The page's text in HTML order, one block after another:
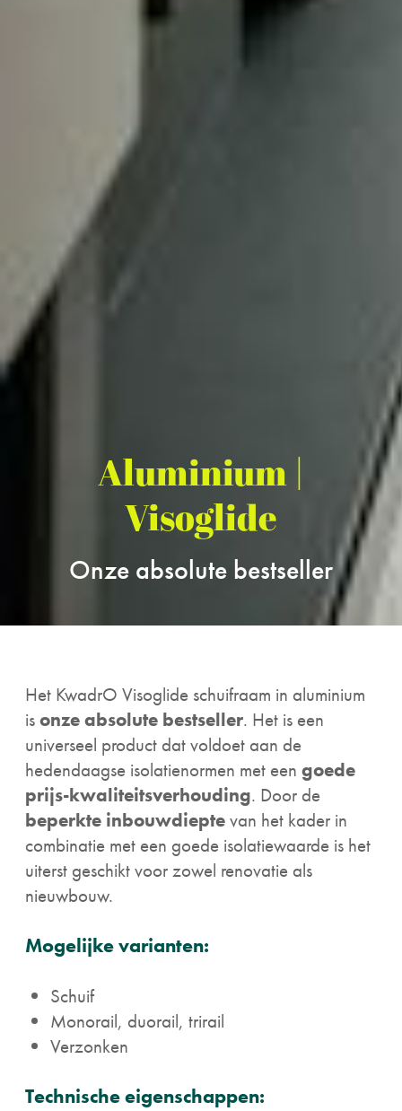
Aluminium |
Visoglide
Onze absolute bestseller
Het KwadrO Visoglide schuifraam in aluminium
isonze absolute bestseller. Het is een
universeel product dat voldoet aan de
hedendaagse isolatienormen met een goede
prijs-kwaliteitsverhouding. Door de
beperkte inbouwdieptevan het kader in
combinatie met een goede isolatiewaarde is het
uiterst geschikt voor zowel renovatie als
nieuwbouw.
Mogelijke varianten:
Schuif
Monorail, duorail, trirail
Verzonken
Technische eigenschappen: